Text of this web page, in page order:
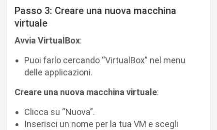
Passo 3: Creare una nuova macchina
virtuale
Avvia VirtualBox:
Puoi farlo cercando “VirtualBox” nel menu
delle applicazioni.
Creare una nuova macchina virtuale:
Clicca su “Nuova”.
Inserisci un nome per la tua VM e scegli